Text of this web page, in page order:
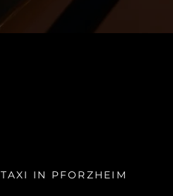
IN PFORZHEIM